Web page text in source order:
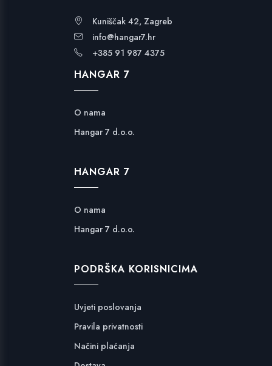
Kuniščak 42, Zagreb
info@hangar7.hr
+385 91 987 4375
HANGAR 7
O nama
Hangar 7 d.o.o.
HANGAR 7
O nama
Hangar 7 d.o.o.
PODRŠKA KORISNICIMA
Uvjeti poslovanja
Pravila privatnosti
Načini plaćanja